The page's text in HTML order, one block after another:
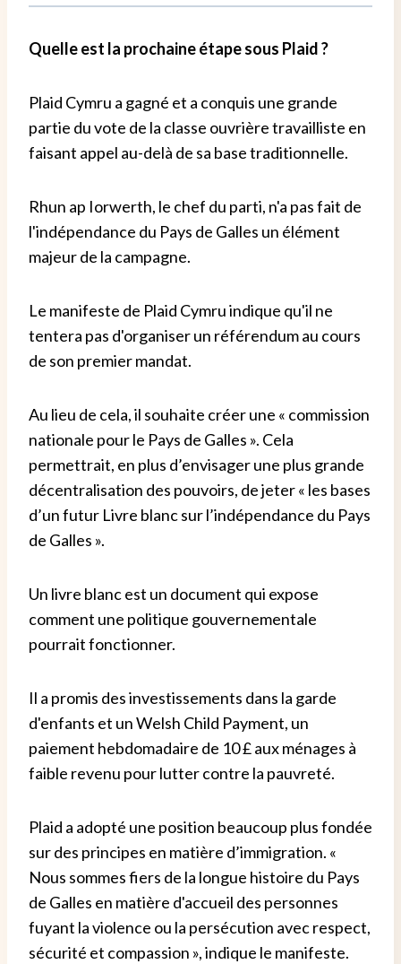
Quelle est la prochaine étape sous Plaid ?
Plaid Cymru a gagné et a conquis une grande
partie du vote de la classe ouvrière travailliste en
faisant appel au-delà de sa base traditionnelle.
Rhun ap Iorwerth, le chef du parti, n'a pas fait de
l'indépendance du Pays de Galles un élément
majeur de la campagne.
Le manifeste de Plaid Cymru indique qu'il ne
tentera pas d'organiser un référendum au cours
de son premier mandat.
Au lieu de cela, il souhaite créer une « commission
nationale pour le Pays de Galles ». Cela
permettrait, en plus d’envisager une plus grande
décentralisation des pouvoirs, de jeter « les bases
d’un futur Livre blanc sur l’indépendance du Pays
de Galles ».
Un livre blanc est un document qui expose
comment une politique gouvernementale
pourrait fonctionner.
Il a promis des investissements dans la garde
d'enfants et un Welsh Child Payment, un
paiement hebdomadaire de 10 £ aux ménages à
faible revenu pour lutter contre la pauvreté.
Plaid a adopté une position beaucoup plus fondée
sur des principes en matière d’immigration. «
Nous sommes fiers de la longue histoire du Pays
de Galles en matière d'accueil des personnes
fuyant la violence ou la persécution avec respect,
sécurité et compassion », indique le manifeste.